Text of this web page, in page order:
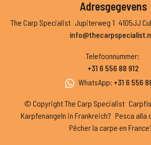
Adresgegevens
The Carp Specialist Jupiterweg 1 4105JJ
Telefoonnummer:
+31 6 556 88 912
WhatsApp: +31 6 556
© Copyright The Carp Specialist
Karpfenangeln in Frankreich? Pesca alla
Pêcher la carpe en